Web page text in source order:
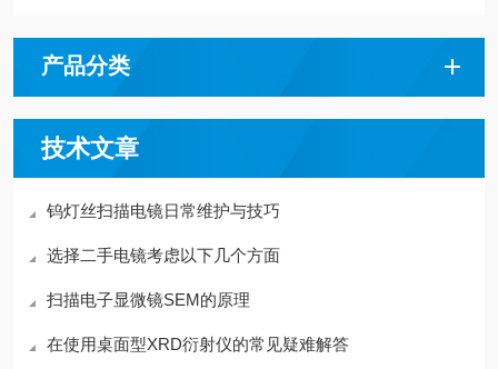
产品分类
技术文章
钨灯丝扫描电镜日常维护与技巧
选择二手电镜考虑以下几个方面
扫描电子显微镜SEM的原理
在使用桌面型XRD衍射仪的常见疑难解答